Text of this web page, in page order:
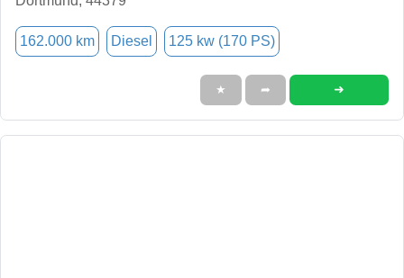
162.000 km Diesel 125 kw (170 PS)
★ ➦ ➜